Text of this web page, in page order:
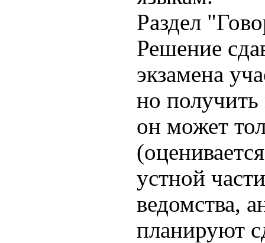
Раздел
Решение
экзамена
но
он может
устной
ведомства,
планируют